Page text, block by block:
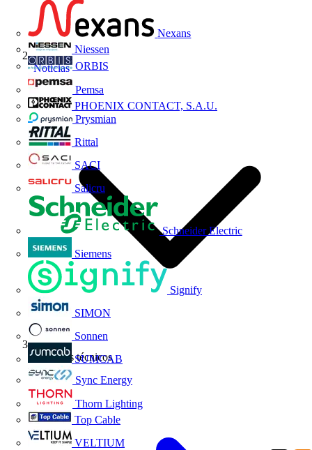
Nexans
Niessen
ORBIS
Pemsa
PHOENIX CONTACT, S.A.U.
Prysmian
Rittal
SACI
Salicru
Schneider Electric
Siemens
Signify
SIMON
Sonnen
SUMCAB
Sync Energy
Thorn Lighting
Top Cable
VELTIUM
Noticias
Artículos técnicos